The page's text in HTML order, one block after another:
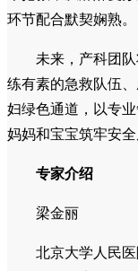
环节配合默契娴熟。
未来，产科团
练有素的急救队伍
妇绿色通道，以专
妈妈和宝宝筑牢安全
专家介绍
梁金丽
北京大学人民